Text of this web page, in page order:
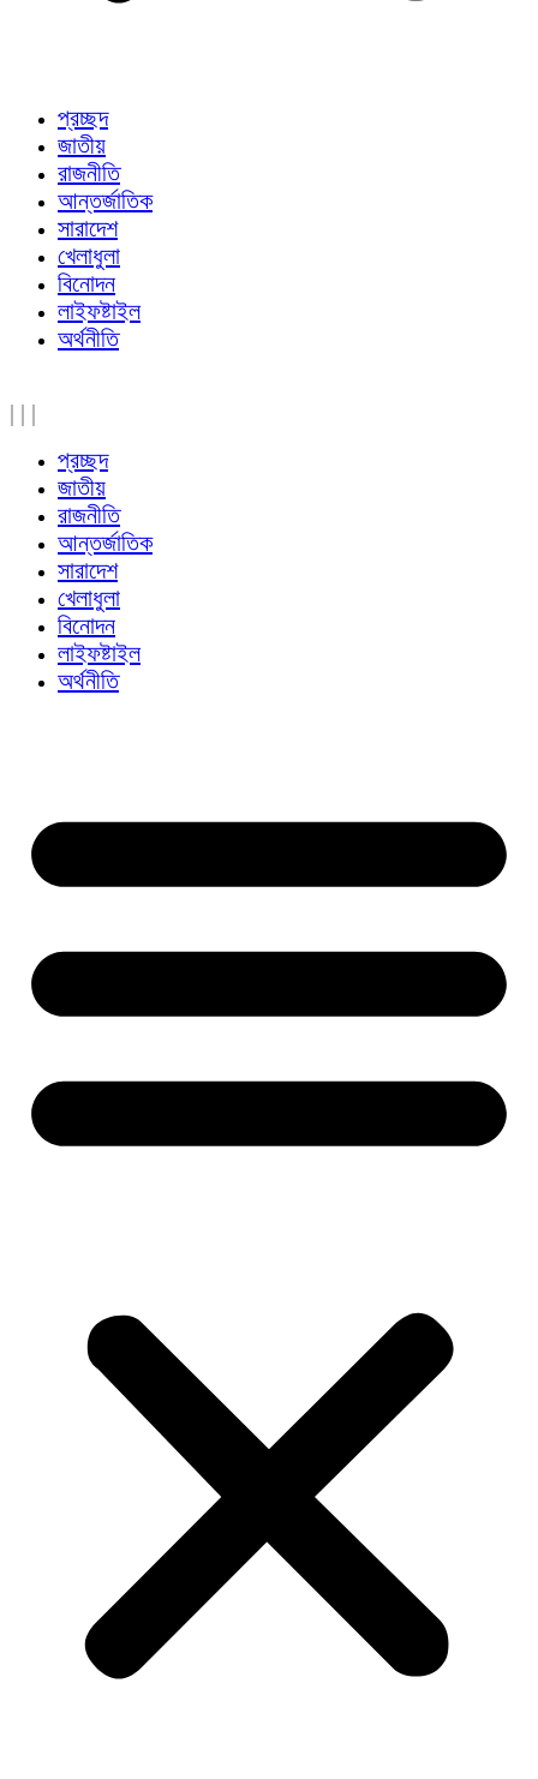
প্রচ্ছদ
জাতীয়
রাজনীতি
আন্তর্জাতিক
সারাদেশ
খেলাধুলা
বিনোদন
লাইফষ্টাইল
অর্থনীতি
| | |
প্রচ্ছদ
জাতীয়
রাজনীতি
আন্তর্জাতিক
সারাদেশ
খেলাধুলা
বিনোদন
লাইফষ্টাইল
অর্থনীতি